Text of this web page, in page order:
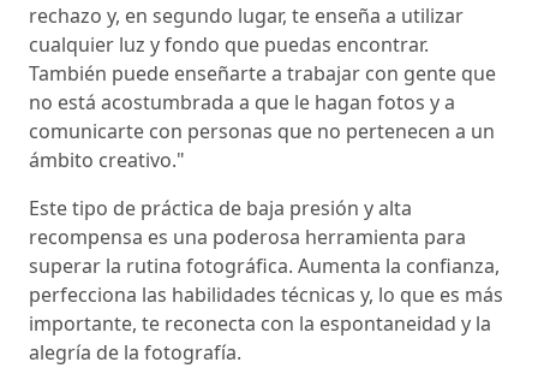
rechazo y, en segundo lugar, te enseña a utilizar
cualquier luz y fondo que puedas encontrar.
También puede enseñarte a trabajar con gente que
no está acostumbrada a que le hagan fotos y a
comunicarte con personas que no pertenecen a un
ámbito creativo."
Este tipo de práctica de baja presión y alta
recompensa es una poderosa herramienta para
superar la rutina fotográfica. Aumenta la confianza,
perfecciona las habilidades técnicas y, lo que es más
importante, te reconecta con la espontaneidad y la
alegría de la fotografía.